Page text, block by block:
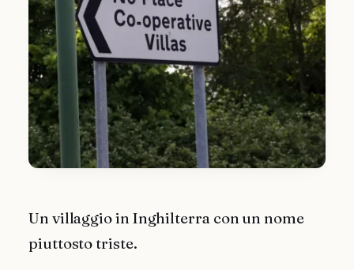
Un villaggio in Inghilterra con un nome
piuttosto triste.